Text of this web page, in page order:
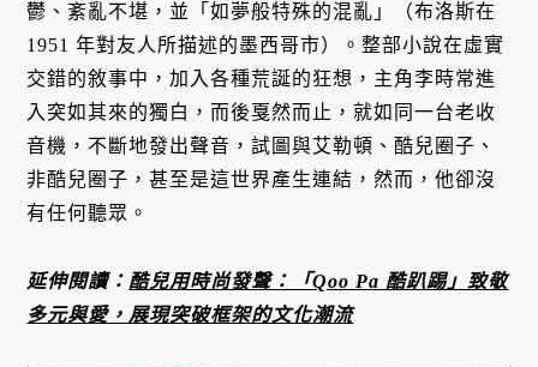
鬱、紊亂不堪，並「如夢般特殊的混亂」（布洛斯在
1951 年對友人所描述的墨西哥市）。整部小說在虛實
交錯的敘事中，加入各種荒誕的狂想，主角李時常進
入突如其來的獨白，而後戛然而止，就如同一台老收
音機，不斷地發出聲音，試圖與艾勒頓、酷兒圈子、
非酷兒圈子，甚至是這世界產生連結，然而，他卻沒
有任何聽眾。
延伸閱讀： 酷兒用時尚發聲：「Qoo Pa 酷趴踢」致敬
多元與愛，展現突破框架的文化潮流